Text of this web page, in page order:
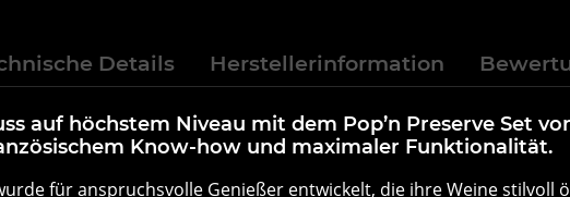
Details Herstellerinformation
auf höchstem Niveau mit dem Pop’n Preserve Set
Know-how und maximaler Funktionalität.
für anspruchsvolle Genießer entwickelt, die ihre Weine